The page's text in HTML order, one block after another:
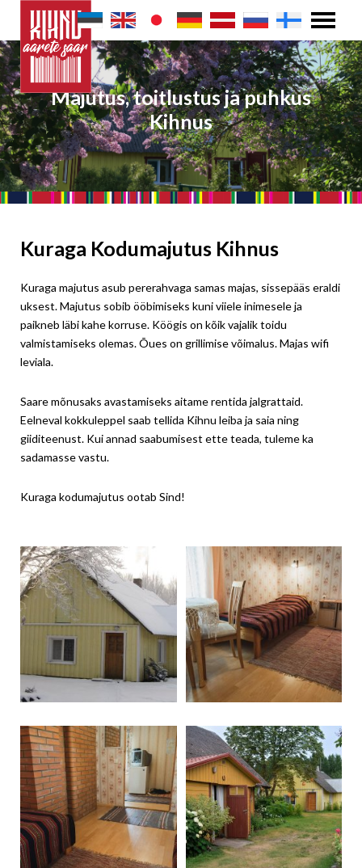
Majutus, toitlustus ja puhkus
Kihnus
Kuraga Kodumajutus Kihnus
Kuraga majutus asub pererahvaga samas majas, sissepääs eraldi
uksest. Majutus sobib ööbimiseks kuni viiele inimesele ja
paikneb läbi kahe korruse. Köögis on kõik vajalik toidu
valmistamiseks olemas. Õues on grillimise võimalus. Majas wifi
leviala.
Saare mõnusaks avastamiseks aitame rentida jalgrattaid.
Eelneval kokkuleppel saab tellida Kihnu leiba ja saia ning
giiditeenust. Kui annad saabumisest ette teada, tuleme ka
sadamasse vastu.
Kuraga kodumajutus ootab Sind!